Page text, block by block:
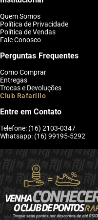
Quem Somos
Política de Privacidade
Política de Vendas
Fale Conosco
Perguntas Frequentes
Como Comprar
Entregas
Trocas e Devoluções
Club Rafarillo
Entre em Contato
Telefone: (16) 2103-0347
Whatsapp: (16) 99195-5292